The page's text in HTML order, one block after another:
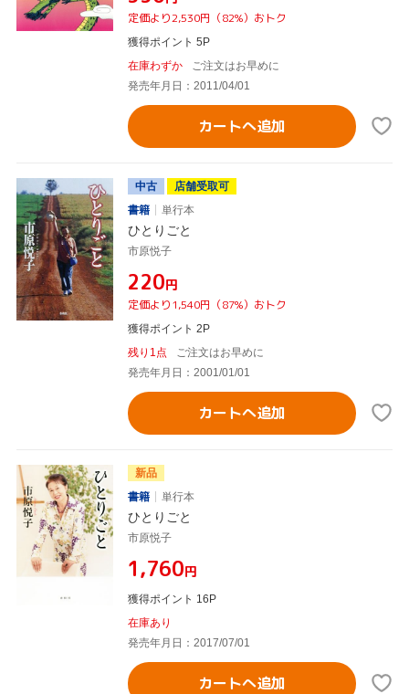
定価より2,530円（82%）おトク
獲得ポイント 5P
在庫わずか
ご注文はお早めに
発売年月日：2011/04/01
カートへ追加
中古
店舗受取可
書籍
単行本
ひとりごと
市原悦子
¥220円
定価より1,540円（87%）おトク
獲得ポイント 2P
残り1点
ご注文はお早めに
発売年月日：2001/01/01
カートへ追加
新品
書籍
単行本
ひとりごと
市原悦子
¥1,760円
獲得ポイント 16P
在庫あり
発売年月日：2017/07/01
カートへ追加